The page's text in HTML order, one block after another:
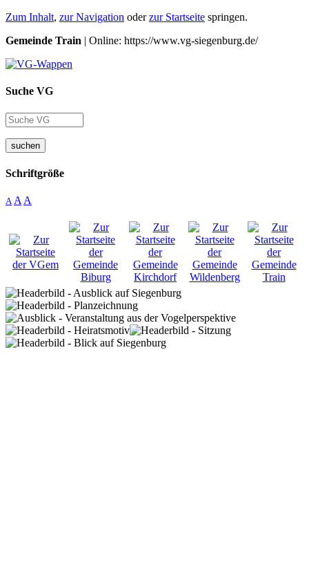
Zum Inhalt, zur Navigation oderzur Startseite springen.
Gemeinde Train | Online: https://www.vg-siegenburg.de/
Suche VG
suchen
Schriftgröße
A A A